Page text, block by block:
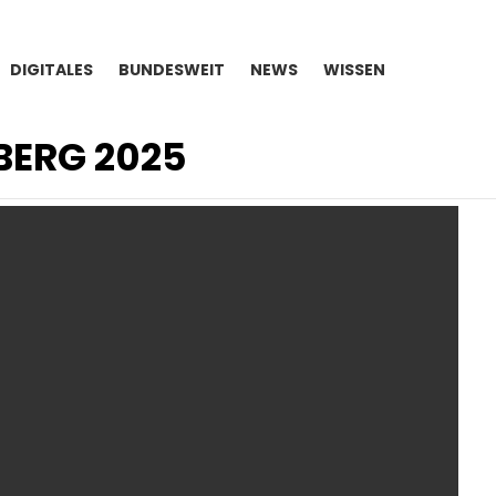
DIGITALES BUNDESWEIT NEWS WISSEN
2025